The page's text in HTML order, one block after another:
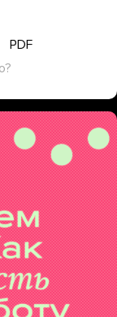
PDF